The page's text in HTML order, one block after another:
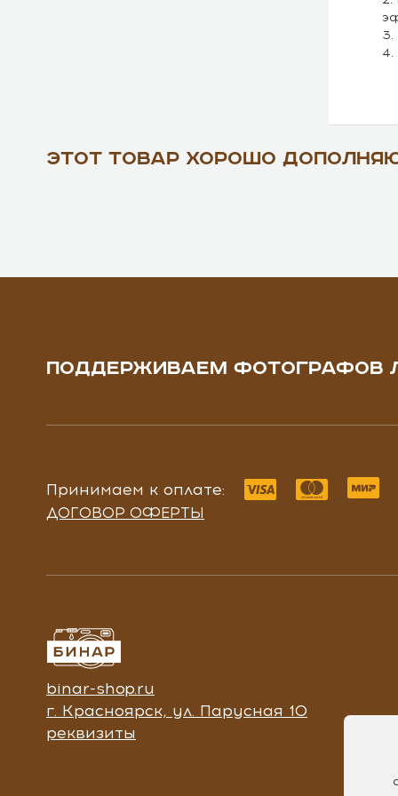
3.
4.
Этот товар хорошо
ПОДДЕРЖИВАЕМ ФОТОГРАФОВ
Принимаем к оплате:
ДОГОВОР ОФЕРТЫ
binar-shop.ru
г. Красноярск, ул. Парусная 10
реквизиты